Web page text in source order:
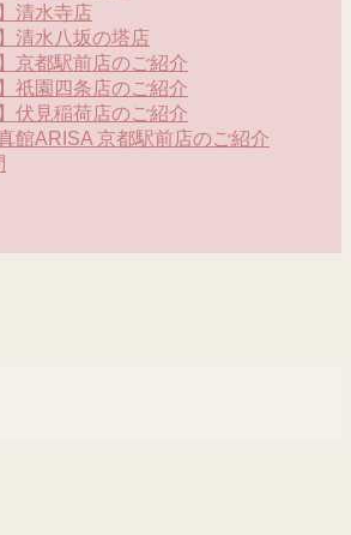
清水寺店
清水八坂の塔店
京都駅前店のご紹介
祇園四条店のご紹介
伏見稲荷店のご紹介
館ARISA 京都駅前店のご紹介